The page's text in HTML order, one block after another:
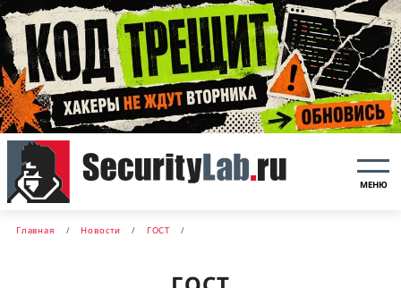
МЕНЮ
Главная Новости ГОСТ